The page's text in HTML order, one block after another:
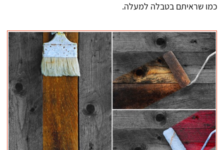
כמו שראיתם בטבלה למעלה.